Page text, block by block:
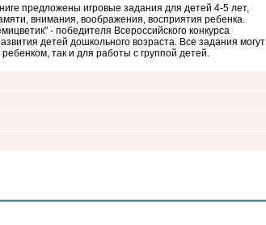
предложены игровые задания для детей 4-5 лет,
внимания, воображения, восприятия ребенка.
- победителя Всероссийского конкурса
детей дошкольного возраста. Все задания могут
так и для работы с группой детей.